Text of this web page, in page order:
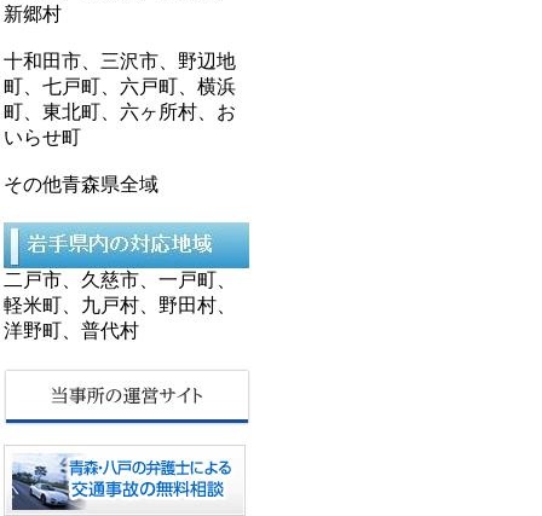
新郷村
十和田市、三沢市、野辺地
町、七戸町、六戸町、横浜
町、東北町、六ヶ所村、お
いらせ町
その他青森県全域
二戸市、久慈市、一戸町、
軽米町、九戸村、野田村、
洋野町、普代村